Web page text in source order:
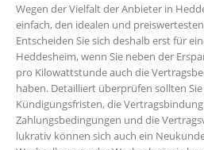
Wegen der Vielfalt der Anbieter in
einfach, den idealen und
Entscheiden Sie sich deshalb erst für
Heddesheim, wenn Sie neben der
pro Kilowattstunde auch die
haben. Detailliert überprüfen sollten
Kündigungsfristen, die
Zahlungsbedingungen und die
lukrativ können sich auch ein